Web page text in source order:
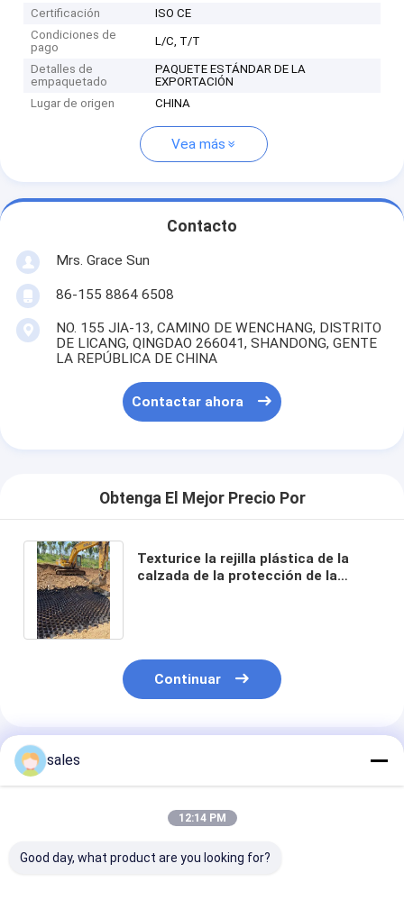
Certificación
ISO CE
Condiciones de
pago
L/C, T/T
Detalles de
empaquetado
PAQUETE ESTÁNDAR DE LA
EXPORTACIÓN
Lugar de origen
CHINA
Vea más
Contacto
Mrs. Grace Sun
86-155 8864 6508
NO. 155 JIA-13, CAMINO DE WENCHANG, DISTRITO
DE LICANG, QINGDAO 266041, SHANDONG, GENTE
LA REPÚBLICA DE CHINA
Contactar ahora
Obtenga El Mejor Precio Por
Texturice la rejilla plástica de la
calzada de la protección de la
Continuar
Productos Recomendados
sales
12:14 PM
Good day, what product are you looking for?